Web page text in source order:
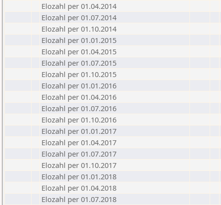
Elozahl per 01.04.2014
Elozahl per 01.07.2014
Elozahl per 01.10.2014
Elozahl per 01.01.2015
Elozahl per 01.04.2015
Elozahl per 01.07.2015
Elozahl per 01.10.2015
Elozahl per 01.01.2016
Elozahl per 01.04.2016
Elozahl per 01.07.2016
Elozahl per 01.10.2016
Elozahl per 01.01.2017
Elozahl per 01.04.2017
Elozahl per 01.07.2017
Elozahl per 01.10.2017
Elozahl per 01.01.2018
Elozahl per 01.04.2018
Elozahl per 01.07.2018